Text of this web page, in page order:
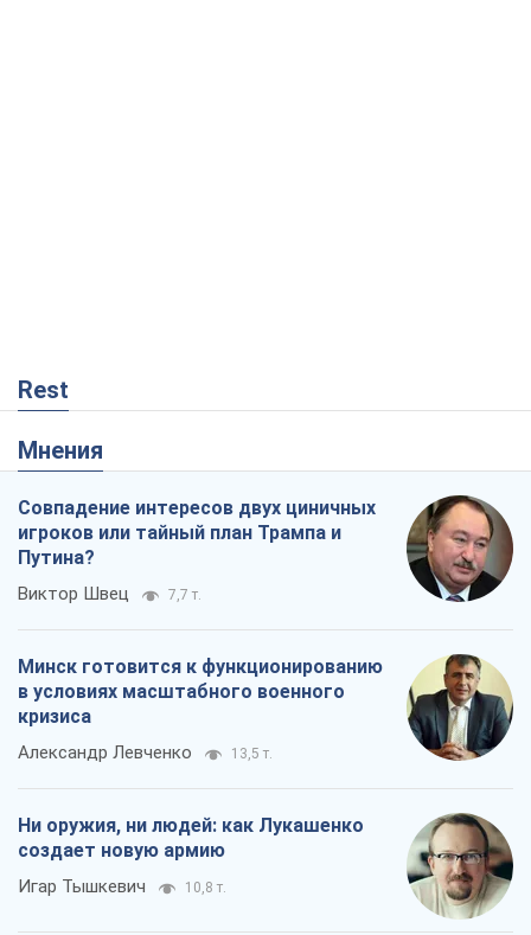
Rest
Мнения
Совпадение интересов двух циничных
игроков или тайный план Трампа и
Путина?
Виктор Швец 7,7 т.
Минск готовится к функционированию
в условиях масштабного военного
кризиса
Александр Левченко 13,5 т.
Ни оружия, ни людей: как Лукашенко
создает новую армию
Игар Тышкевич 10,8 т.